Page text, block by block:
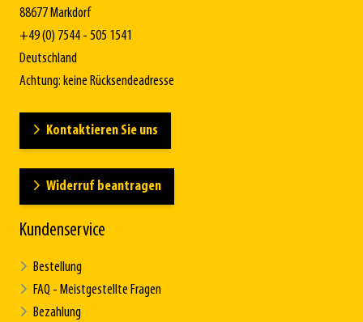
88677 Markdorf
+49 (0) 7544 - 505 1541
Deutschland
Achtung: keine Rücksendeadresse
Kontaktieren Sie uns
Widerruf beantragen
Kundenservice
Bestellung
FAQ - Meistgestellte Fragen
Bezahlung